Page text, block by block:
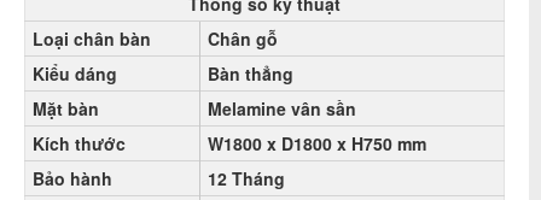
Loại chân bàn
Chân gỗ
Kiểu dáng
Bàn thẳng
Mặt bàn
Melamine vân sần
Kích thước
W1800 x D1800 x H750 mm
Bảo hành
12 Tháng